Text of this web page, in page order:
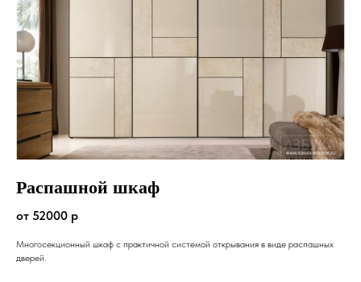
Распашной шкаф
от 52000 р
Многосекционный шкаф с практичной системой открывания в виде распашных
дверей.